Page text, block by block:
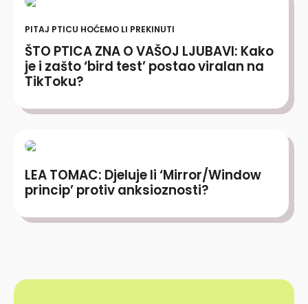
PITAJ PTICU HOĆEMO LI PREKINUTI
ŠTO PTICA ZNA O VAŠOJ LJUBAVI: Kako
je i zašto ‘bird test’ postao viralan na
TikToku?
LEA TOMAC: Djeluje li ‘Mirror/Window
princip’ protiv anksioznosti?